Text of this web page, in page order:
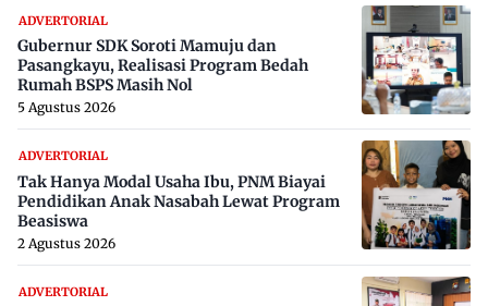
ADVERTORIAL
Gubernur SDK Soroti Mamuju dan
Pasangkayu, Realisasi Program Bedah
Rumah BSPS Masih Nol
5 Agustus 2026
ADVERTORIAL
Tak Hanya Modal Usaha Ibu, PNM Biayai
Pendidikan Anak Nasabah Lewat Program
Beasiswa
2 Agustus 2026
ADVERTORIAL